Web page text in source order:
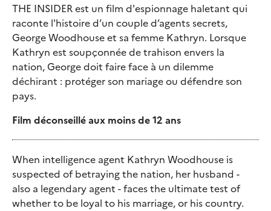
THE INSIDER est un film d'espionnage haletant qui
raconte l'histoire d’un couple d’agents secrets,
George Woodhouse et sa femme Kathryn. Lorsque
Kathryn est soupçonnée de trahison envers la
nation, George doit faire face à un dilemme
déchirant : protéger son mariage ou défendre son
pays.
Film déconseillé aux moins de 12 ans
When intelligence agent Kathryn Woodhouse is
suspected of betraying the nation, her husband -
also a legendary agent - faces the ultimate test of
whether to be loyal to his marriage, or his country.